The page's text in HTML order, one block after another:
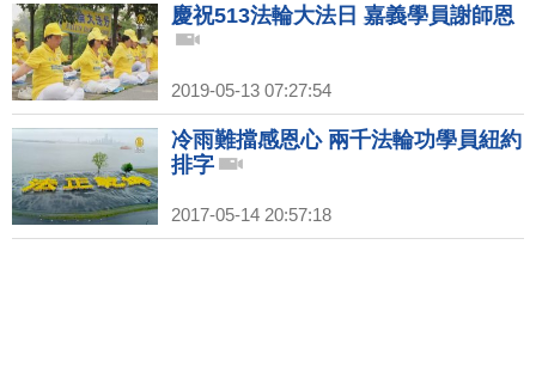
慶祝513法輪大法日 嘉義學員謝師恩
2019-05-13 07:27:54
冷雨難擋感恩心 兩千法輪功學員紐約
排字
2017-05-14 20:57:18